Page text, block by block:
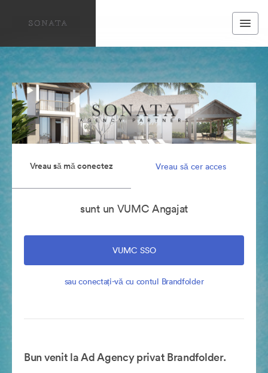
Vreau să mă conectez Vreau să cer acces
sunt un VUMC Angajat
VUMC SSO
sau conectați-vă cu contul Brandfolder
Bun venit la Ad Agency privat Brandfolder.